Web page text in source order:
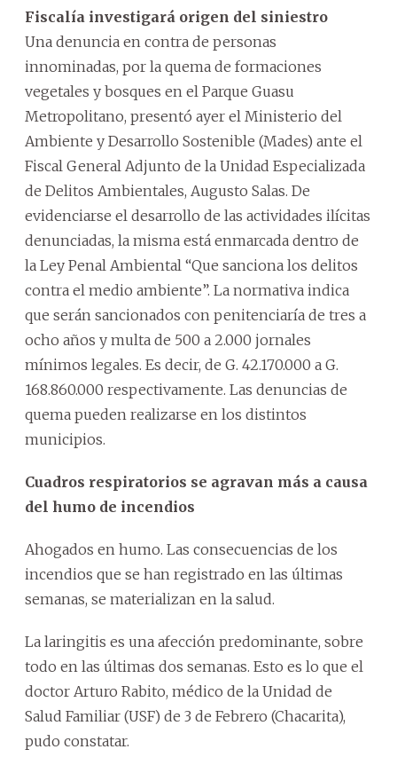
Fiscalía investigará origen del siniestro
Una denuncia en contra de personas
innominadas, por la quema de formaciones
vegetales y bosques en el Parque Guasu
Metropolitano, presentó ayer el Ministerio del
Ambiente y Desarrollo Sostenible (Mades) ante el
Fiscal General Adjunto de la Unidad Especializada
de Delitos Ambientales, Augusto Salas. De
evidenciarse el desarrollo de las actividades ilícitas
denunciadas, la misma está enmarcada dentro de
la Ley Penal Ambiental “Que sanciona los delitos
contra el medio ambiente”. La normativa indica
que serán sancionados con penitenciaría de tres a
ocho años y multa de 500 a 2.000 jornales
mínimos legales. Es decir, de G. 42.170.000 a G.
168.860.000 respectivamente. Las denuncias de
quema pueden realizarse en los distintos
municipios.
Cuadros respiratorios se agravan más a causa
del humo de incendios
Ahogados en humo. Las consecuencias de los
incendios que se han registrado en las últimas
semanas, se materializan en la salud.
La laringitis es una afección predominante, sobre
todo en las últimas dos semanas. Esto es lo que el
doctor Arturo Rabito, médico de la Unidad de
Salud Familiar (USF) de 3 de Febrero (Chacarita),
pudo constatar.